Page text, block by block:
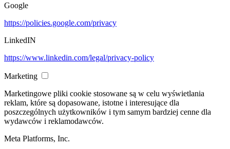
Google
https://policies.google.com/privacy
LinkedIN
https://www.linkedin.com/legal/privacy-policy
Marketing
Marketingowe pliki cookie stosowane są w celu wyświetlania
reklam, które są dopasowane, istotne i interesujące dla
poszczególnych użytkowników i tym samym bardziej cenne dla
wydawców i reklamodawców.
Meta Platforms, Inc.